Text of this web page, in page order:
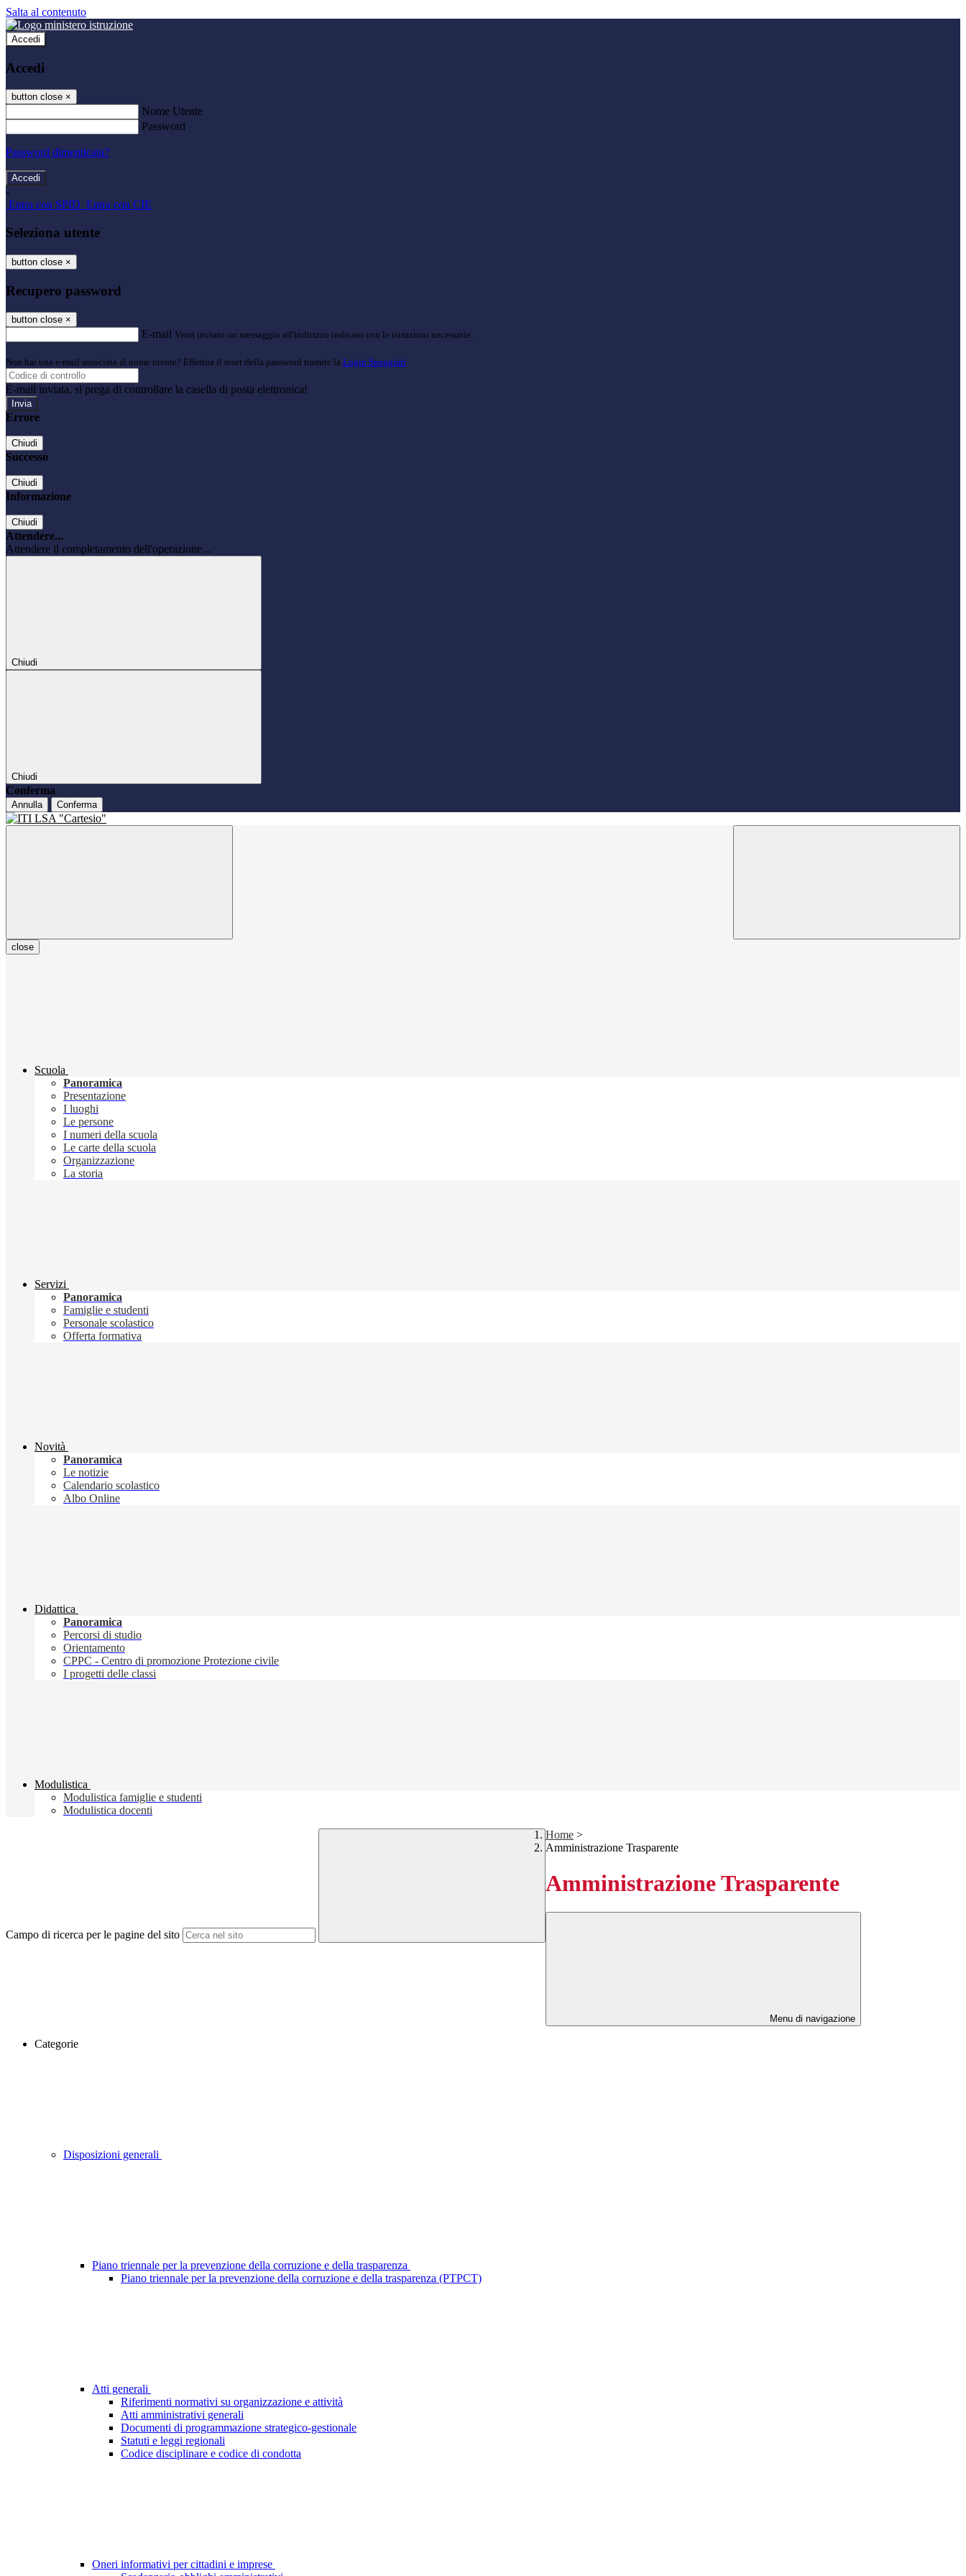
Salta al contenuto
Accedi
Accedi
button close ×
Nome Utente
Password
Password dimenticata?
-
Entra con SPID Entra con CIE
Seleziona utente
button close ×
Recupero password
button close ×
E-mail Verrà inviato un messaggio all'indirizzo indicato con le istruzioni necessarie.
Non hai una e-mail associata al nome utente? Effettua il reset della password tramite la Login Spaggiari
E-mail inviata, si prega di controllare la casella di posta elettronica!
Errore
Chiudi
Successo
Chiudi
Informazione
Chiudi
Attendere...
Attendere il completamento dell'operazione...
Chiudi
Chiudi
Conferma
Annulla Conferma
close
Scuola
Panoramica
Presentazione
I luoghi
Le persone
I numeri della scuola
Le carte della scuola
Organizzazione
La storia
Servizi
Panoramica
Famiglie e studenti
Personale scolastico
Offerta formativa
Novità
Panoramica
Le notizie
Calendario scolastico
Albo Online
Didattica
Panoramica
Percorsi di studio
Orientamento
CPPC - Centro di promozione Protezione civile
I progetti delle classi
Modulistica
Modulistica famiglie e studenti
Modulistica docenti
Campo di ricerca per le pagine del sito
Home >
Amministrazione Trasparente
Amministrazione Trasparente
Menu di navigazione
Categorie
Disposizioni generali
Piano triennale per la prevenzione della corruzione e della trasparenza
Piano triennale per la prevenzione della corruzione e della trasparenza (PTPCT)
Atti generali
Riferimenti normativi su organizzazione e attività
Atti amministrativi generali
Documenti di programmazione strategico-gestionale
Statuti e leggi regionali
Codice disciplinare e codice di condotta
Oneri informativi per cittadini e imprese